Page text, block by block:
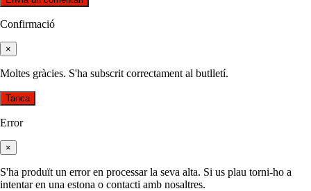
Confirmació
×
Moltes gràcies. S'ha subscrit correctament al butlletí.
Tanca
Error
×
S'ha produït un error en processar la seva alta. Si us plau torni-ho a
intentar en una estona o contacti amb nosaltres.